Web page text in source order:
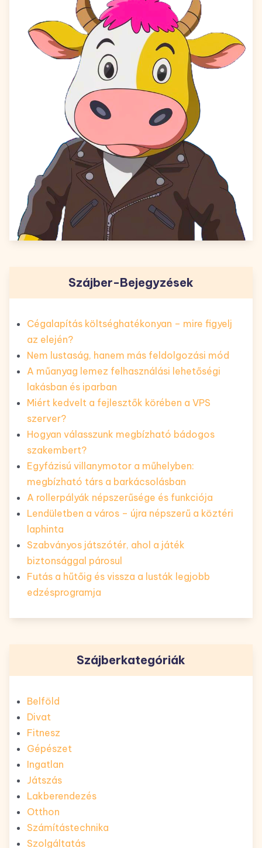
Szájber-Bejegyzések
Cégalapítás költséghatékonyan – mire figyelj
az elején?
Nem lustaság, hanem más feldolgozási mód
A műanyag lemez felhasználási lehetőségi
lakásban és iparban
Miért kedvelt a fejlesztők körében a VPS
szerver?
Hogyan válasszunk megbízható bádogos
szakembert?
Egyfázisú villanymotor a műhelyben:
megbízható társ a barkácsolásban
A rollerpályák népszerűsége és funkciója
Lendületben a város – újra népszerű a köztéri
laphinta
Szabványos játszótér, ahol a játék
biztonsággal párosul
Futás a hűtőig és vissza a lusták legjobb
edzésprogramja
Szájberkategóriák
Belföld
Divat
Fitnesz
Gépészet
Ingatlan
Játszás
Lakberendezés
Otthon
Számítástechnika
Szolgáltatás